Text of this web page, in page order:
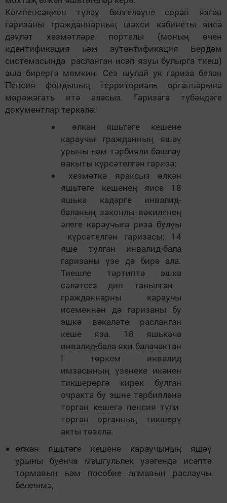
Компенсацион түләү билгеләүне сорап язган
гаризаны гражданнарның шәхси кабинеты яисә
дәүләт хезмәтләре порталы (моның өчен
идентификация һәм аутентификация Бердәм
системасында расланган исәп язуы булырга тиеш)
аша бирергә мөмкин. Сез шулай ук гариза белән
Пенсия фондыныңтерриториаль органнарына
мөрәжәгать итәаласыз. Гаризага түбәндәге
документлар теркәлә:
өлкән яшьтәге кешене
караучы гражданныңяшәү
урыны һәм тәрбияли башлау
вакыты күрсәтелгән гариза;
хезмәткә яраксыз өлкән
яшьтәге кешенеңяисә 18
яшькә кадәрге инвалид-
баланың законлы вәкиленең
әлеге караучыга риза булуы
күрсәтелгән гаризасы; 14
яше тулган инвалид-бала
гаризаныүзе дәбирәала.
Тиешле тәртиптә эшкә
сәләтсез дип танылган
гражданнарны караучы
исеменнән дәгаризаны бу
эшкә вәкаләте расланган
кеше яза. 18 яшькәчә
инвалид-бала яки балачактан
I төркем инвалид
имзасының үзенеке икәнен
тикшерергә кирәк булган
очракта бу эшне тәрбияләнә
торган кешегәпенсия түли
торган органның тикшерү
акты төзелә.
өлкән яшьтәге кешене караучының яшәү
урыны буенча мәшгульлек узәгендә исәптә
тормавын һәм пособие алмавын раслаучы
белешмә;